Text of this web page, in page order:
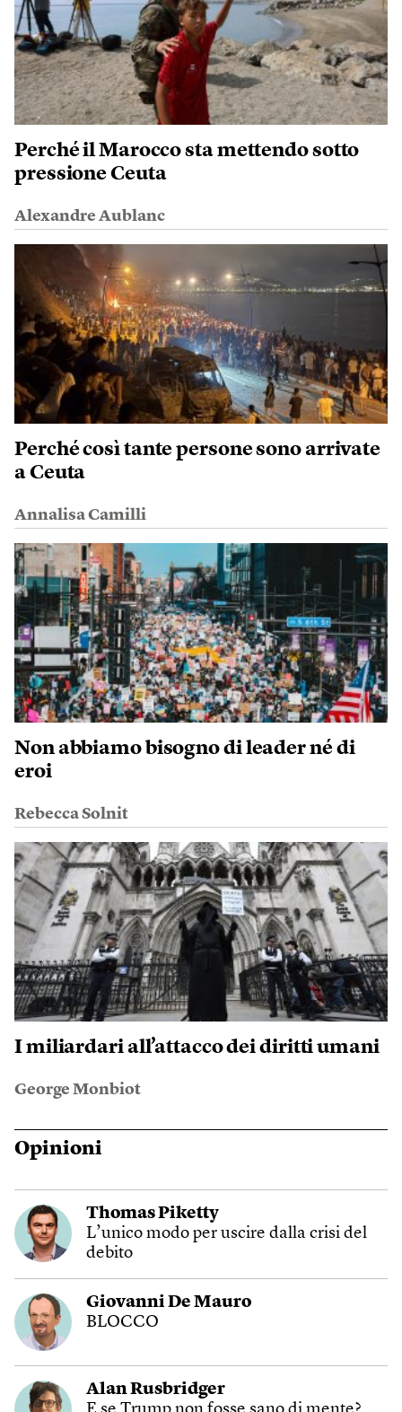
Perché il Marocco sta mettendo sotto
pressione Ceuta
Alexandre Aublanc
Perché così tante persone sono arrivate
a Ceuta
Annalisa Camilli
Non abbiamo bisogno di leader né di
eroi
Rebecca Solnit
I miliardari all’attacco dei diritti umani
George Monbiot
Opinioni
Thomas Piketty
L’unico modo per uscire dalla crisi del
debito
Giovanni De Mauro
BLOCCO
Alan Rusbridger